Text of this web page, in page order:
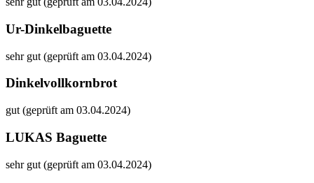
Ur-Dinkelbaguette
sehr gut (geprüft am 03.04.2024)
Dinkelvollkornbrot
gut (geprüft am 03.04.2024)
LUKAS Baguette
sehr gut (geprüft am 03.04.2024)